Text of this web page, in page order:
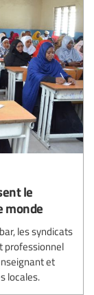
le
monde
les syndicats
professionnel
et
locales.